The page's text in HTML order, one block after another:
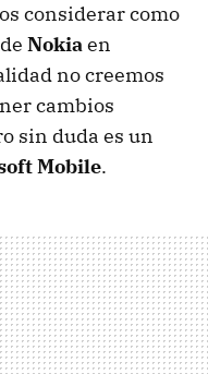
considerar como
Nokiaen
no creemos
cambios
sin duda es un
Mobile.